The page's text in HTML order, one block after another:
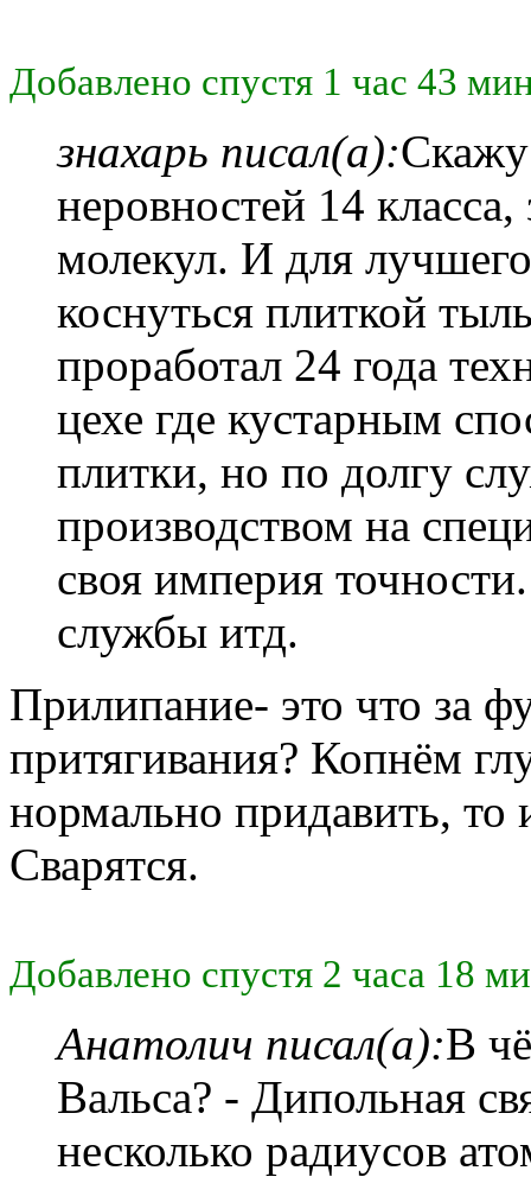
Добавлено спустя 1 час 43
знахарь писал(а):
неровностей 14
молекул. И для
коснуться плиткой
проработал 24 года
цехе где кустарным
плитки, но по долгу
производством на
своя империя
службы итд.
Прилипание- это что за
притягивания? Копнём
нормально придавить, то
Сварятся.
Добавлено спустя 2 часа 18
Анатолич писал(а):В
Вальса? - Дипольная
несколько радиусов